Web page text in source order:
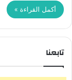
أكمل القراءة »
تابعنا